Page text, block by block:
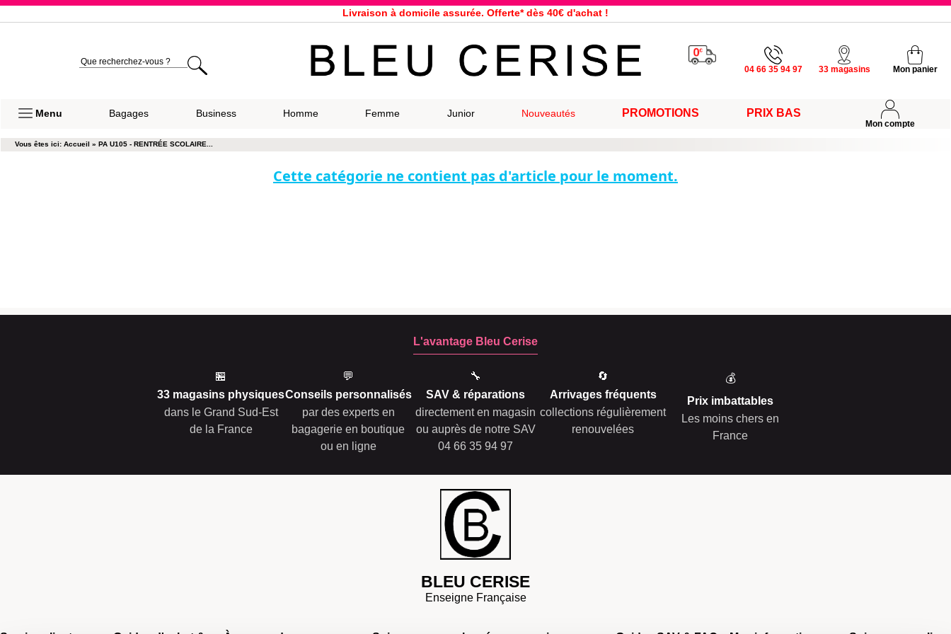
Livraison à domicile assurée. Offerte* dès 40€ d'achat !
Expédition le jour même pour toutes commandes passées avant 12h, du lundi au vendredi
33 magasins répartis dans la France. Un à proximité de chez vous ?
04 66 35 94 97 33 magasins Mon panier
Menu Bagages Business Homme Femme Junior Nouveautés PROMOTIONS PRIX BAS
Mon compte
Vous êtes ici: Accueil » PA U105 - RENTRÉE SCOLAIRE...
Cette catégorie ne contient pas d'article pour le moment.
L'avantage Bleu Cerise
🏪
33 magasins physiques
dans le Grand Sud-Est
de la France
💬
Conseils personnalisés
par des experts en
bagagerie en boutique
ou en ligne
🔧
SAV & réparations
directement en magasin
ou auprès de notre SAV
04 66 35 94 97
🔄
Arrivages fréquents
collections régulièrement
renouvelées
💰
Prix imbattables
Les moins chers en
France
BLEU CERISE
Enseigne Française